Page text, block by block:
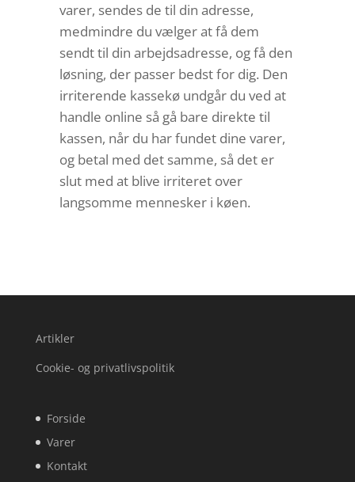
varer, sendes de til din adresse,
medmindre du vælger at få dem
sendt til din arbejdsadresse, og få den
løsning, der passer bedst for dig. Den
irriterende kassekø undgår du ved at
handle online så gå bare direkte til
kassen, når du har fundet dine varer,
og betal med det samme, så det er
slut med at blive irriteret over
langsomme mennesker i køen.
Artikler
Cookie- og privatlivspolitik
Forside
Varer
Kontakt